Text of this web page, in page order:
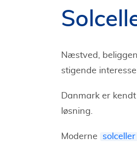
Næstved,
stigende
Danmark er
løsning.
Moderne solceller